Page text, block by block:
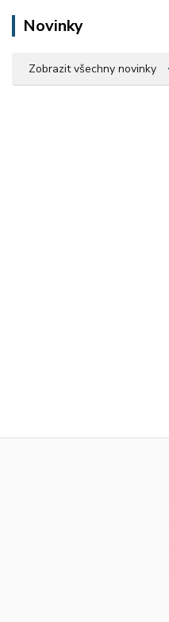
Novinky
Zobrazit všechny novinky